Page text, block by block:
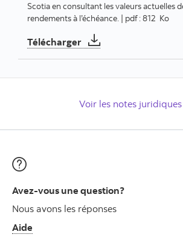
Scotia en consultant les valeurs actuelles
rendements à l’échéance. | pdf : 812 Ko
Télécharger Placements – Guide
Voir les notes juridiques
Avez-vous une question?
Nous avons les réponses
Aide